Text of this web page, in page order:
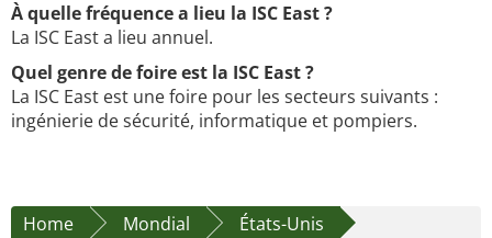
À quelle fréquence a lieu la ISC East ?
La ISC East a lieu annuel.
Quel genre de foire est la ISC East ?
La ISC East est une foire pour les secteurs suivants :
ingénierie de sécurité, informatique et pompiers.
Home Mondial
États-Unis